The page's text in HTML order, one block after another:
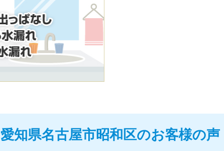
愛知県名古屋市昭和区のお客様の声